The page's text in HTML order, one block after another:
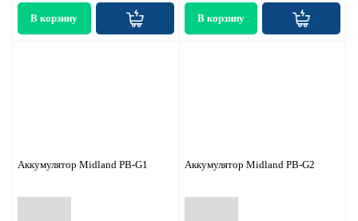
Аккумулятор Midland PB-G1 Аккумулятор Midland PB-G2